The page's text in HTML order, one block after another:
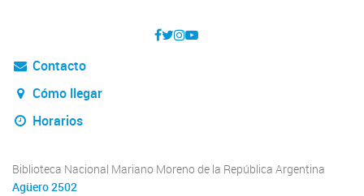
Contacto
Cómo llegar
Horarios
Biblioteca Nacional Mariano Moreno de la República Argentina
Agüero 2502